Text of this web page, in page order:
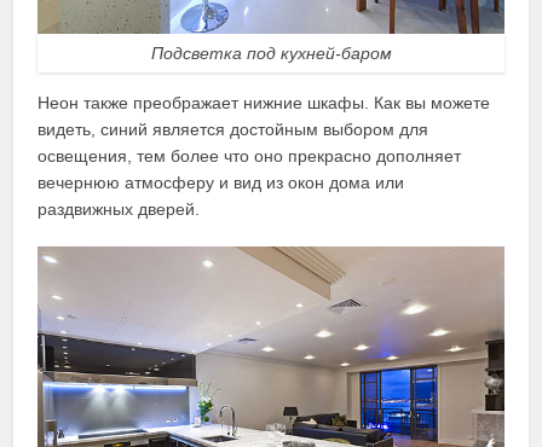
Подсветка под кухней-баром
Неон также преображает нижние шкафы. Как вы можете
видеть, синий является достойным выбором для
освещения, тем более что оно прекрасно дополняет
вечернюю атмосферу и вид из окон дома или
раздвижных дверей.